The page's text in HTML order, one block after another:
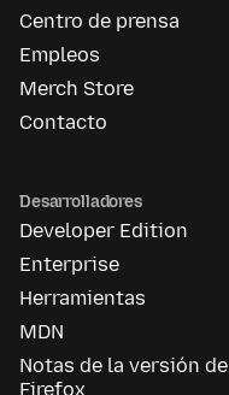
Centro de prensa
Empleos
Merch Store
Contacto
Desarrolladores
Developer Edition
Enterprise
Herramientas
MDN
Notas de la versión de
Firefox